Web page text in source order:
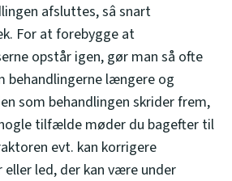
afsluttes, sâ snart
For at forebygge at
opstår igen, gør man så ofte
behandlingerne længere og
som behandlingen skrider frem,
tilfælde møder du bagefter til
evt. kan korrigere
eller led, der kan være under